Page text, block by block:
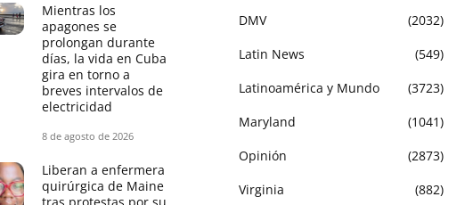
Mientras los
apagones se
prolongan durante
días, la vida en Cuba
gira en torno a
breves intervalos de
electricidad
8 de agosto de 2026
Liberan a enfermera
quirúrgica de Maine
tras protestas por su
DMV
(2032)
Latin News
(549)
Latinoamérica y Mundo
(3723)
Maryland
(1041)
Opinión
(2873)
Virginia
(882)